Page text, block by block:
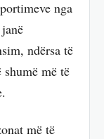
nga
ndërsa të
më të
më të